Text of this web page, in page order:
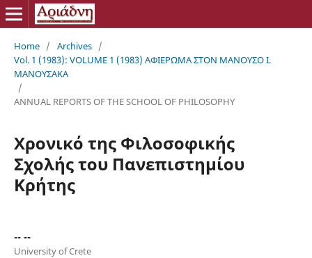
Home / Archives /
Vol. 1 (1983): VOLUME 1 (1983) ΑΦΙΕΡΩΜΑ ΣΤΟΝ ΜΑΝΟΥΣΟ Ι.
ΜΑΝΟΥΣΑΚΑ
/
ANNUAL REPORTS OF THE SCHOOL OF PHILOSOPHY
Χρονικό της Φιλοσοφικής
Σχολής του Πανεπιστημίου
Κρήτης
-- --
University of Crete